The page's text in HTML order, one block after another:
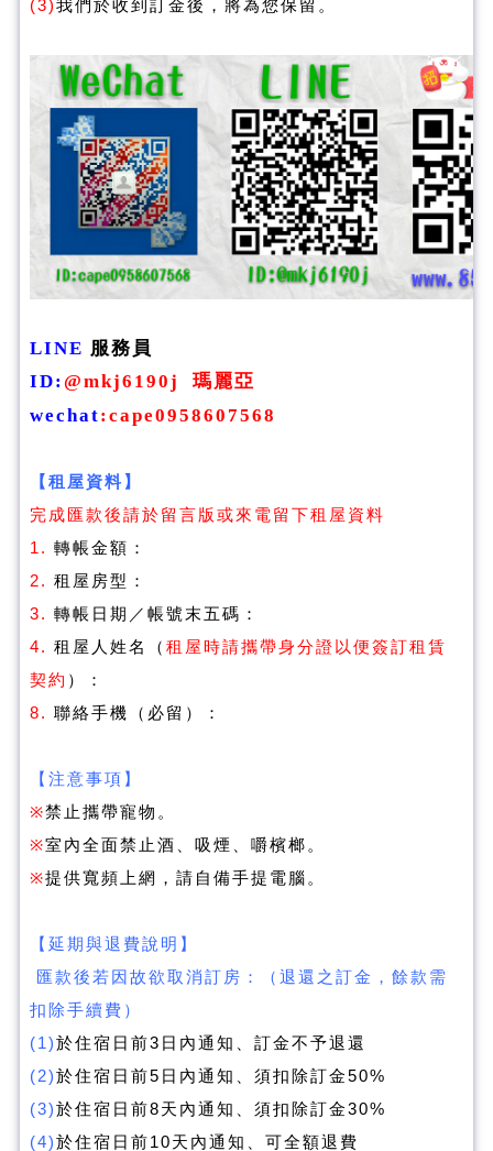
(3)我們於收到訂金後，將為您保留。
LINE 服務員
ID: @mkj6190j
瑪麗亞
wechat:cape0958607568
【租屋資料】
完成匯款後請於留言版或來電留下租屋資料
1. 轉帳金額：
2. 租屋房型：
3. 轉帳日期／帳號末五碼：
4. 租屋人姓名（ 租屋時請攜帶身分證以便簽訂租賃
契約 ）：
8. 聯絡手機（必留）：
【注意事項】
※禁止攜帶寵物。
※室內全面禁止酒、吸煙、嚼檳榔。
※提供寬頻上網，請自備手提電腦。
【延期與退費說明】
匯款後若因故欲取消訂房：（退還之訂金，餘款需
扣除手續費）
(1)於住宿日前3日內通知、訂金不予退還
(2)於住宿日前5日內通知、須扣除訂金50%
(3)於住宿日前8天內通知、須扣除訂金30%
(4)於住宿日前10天內通知、可全額退費